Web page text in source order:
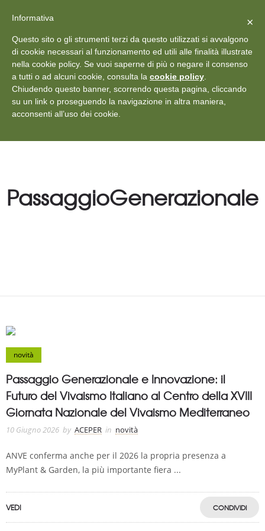
+39 011 18867102 info@aceper.it Statuto
Aceper
PassaggioGenerazionale
novità
Passaggio Generazionale e Innovazione: il
Futuro del Vivaismo Italiano al Centro della XVIII
Giornata Nazionale del Vivaismo Mediterraneo
10 Giugno 2026 by ACEPER in novità
ANVE conferma anche per il 2026 la propria presenza a
MyPlant & Garden, la più importante fiera ...
VEDI CONDIVIDI
Vedi: Protezione dei dati personali ×
Informativa
Questo sito o gli strumenti terzi da questo utilizzati si avvalgono
di cookie necessari al funzionamento ed utili alle finalità illustrate
nella cookie policy. Se vuoi saperne di più o negare il consenso
a tutti o ad alcuni cookie, consulta la cookie policy
Chiudendo questo banner, scorrendo questa pagina, cliccando
su un link o proseguendo la navigazione in altra maniera,
acconsenti all’uso dei cookie.